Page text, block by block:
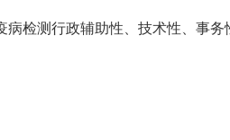
测行政辅助性、技术性、事务